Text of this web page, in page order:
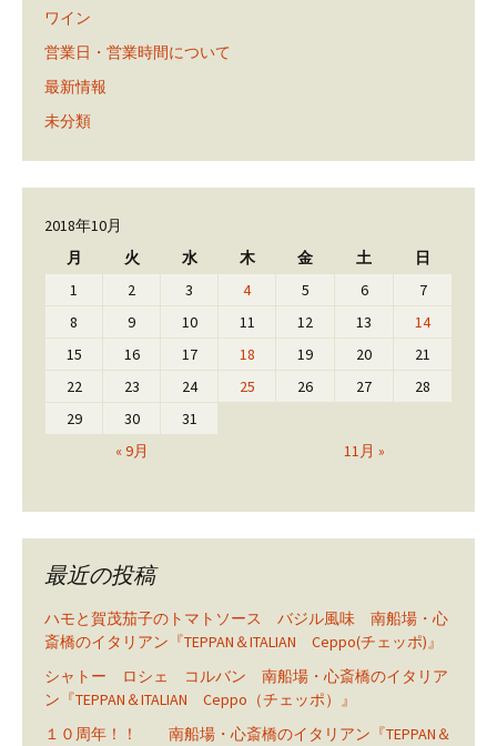
ワイン
営業日・営業時間について
最新情報
未分類
2018年10月
月
火 水 木 金 土 日
« 9月 11月 »
1 2 3 4 5 6
7
8
9 10 11 12 13
14
15
16 17 18 19 20
21
22
23 24 25 26 27
28
29
30 31
最近の投稿
ハモと賀茂茄子のトマトソース バジル風味 南船場・心
斎橋のイタリアン『TEPPAN＆ITALIAN Ceppo(チェッポ)』
シャトー ロシェ コルバン 南船場・心斎橋のイタリア
ン『TEPPAN＆ITALIAN Ceppo（チェッポ）』
１０周年！！ 南船場・心斎橋のイタリアン『TEPPAN＆